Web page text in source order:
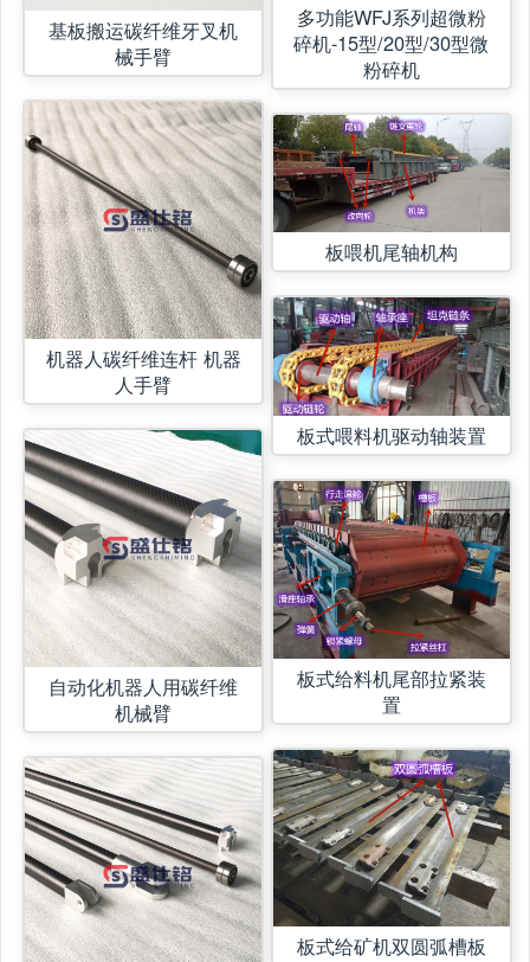
基板搬运碳纤维牙叉机
械手臂
机器人碳纤维连杆 机器
人手臂
自动化机器人用碳纤维
机械臂
多功能WFJ系列超微粉
碎机-15型/20型/30型微
粉碎机
板喂机尾轴机构
板式喂料机驱动轴装置
板式给料机尾部拉紧装
置
板式给矿机双圆弧槽板